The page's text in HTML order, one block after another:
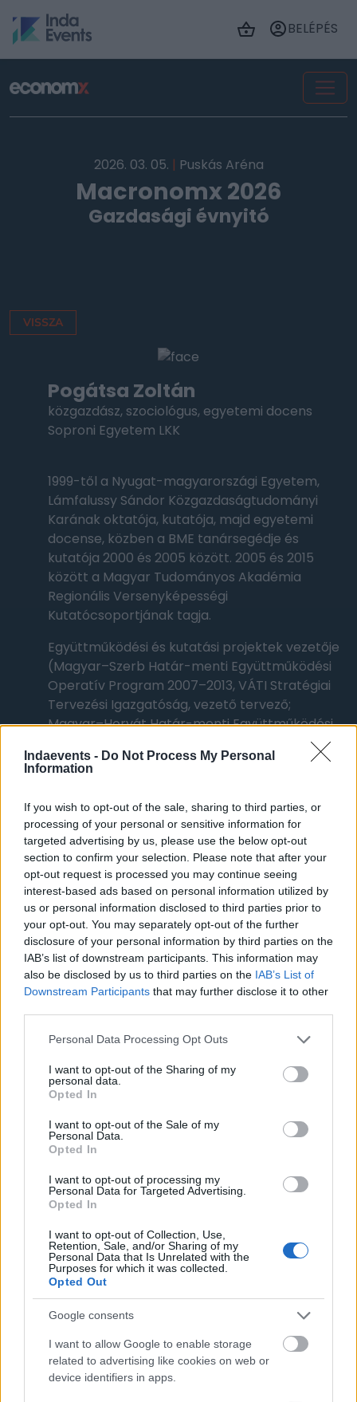
Indaevents - Do Not Process My Personal
Information
If you wish to opt-out of the sale, sharing to third parties, or
processing of your personal or sensitive information for
targeted advertising by us, please use the below opt-out
section to confirm your selection. Please note that after your
opt-out request is processed you may continue seeing
interest-based ads based on personal information utilized by
us or personal information disclosed to third parties prior to
your opt-out. You may separately opt-out of the further
disclosure of your personal information by third parties on the
IAB’s list of downstream participants. This information may
also be disclosed by us to third parties on the IAB’s List of
Downstream Participants that may further disclose it to other
Please note that this website/app uses one or more Google
not limited to your visit or usage behaviour. You may click to
grant or deny consent to Google and its third-party tags to
use your data for below specified purposes in below Google
consent section.
Personal Data Processing Opt Outs
I want to opt-out of the Sharing of my
personal data.
Opted In
I want to opt-out of the Sale of my
Personal Data.
Opted In
I want to opt-out of processing my
Personal Data for Targeted Advertising.
Opted In
I want to opt-out of Collection, Use,
Retention, Sale, and/or Sharing of my
Personal Data that Is Unrelated with the
Purposes for which it was collected.
Opted Out
Google consents
I want to allow Google to enable storage
related to advertising like cookies on web or
device identifiers in apps.
BELÉPÉS
2026. 03. 05. | Puskás Aréna
Macronomx 2026
Gazdasági évnyitó
VISSZA
Pogátsa Zoltán
közgazdász, szociológus, egyetemi docens
Soproni Egyetem LKK
1999-től a Nyugat-magyarországi Egyetem,
Lámfalussy Sándor Közgazdaságtudományi
Karának oktatója, kutatója, majd egyetemi
docense, közben a BME tanársegédje és
kutatója 2000 és 2005 között. 2005 és 2015
között a Magyar Tudományos Akadémia
Regionális Versenyképességi
Kutatócsoportjának tagja.
Együttműködési és kutatási projektek vezetője
(Magyar–Szerb Határ-menti Együttműködési
Operatív Program 2007–2013, VÁTI Stratégiai
Tervezési Igazgatóság, vezető tervező;
Magyar–Horvát Határ-menti Együttműködési
Operatív Program 2007–2013, VÁTI Stratégiai
Tervezési Igazgatóság, vezető tervező; a
Eastern European Research fakultás tagja, a
Nyugat-magyarországi Egyetem Doktori
Iskolájának témakiírója.[3] Rendszeresen tanít
a Közép-Európai Egyetem Üzleti Iskolájában és
a Corvinus Egyetemen.
2013-ban görög állami ösztöndíjjal Athénban
kutatta a görög válságot; munkája eredményeit
könyvben foglalta össze. Oktatói munkája
során például az európai integráció
gazdaságtana, nemzetközi politikai
területe az európai integráció, különös
tekintettel a periféria országaira.
2020-tól a Tudományos Stand Up
Médiapartner